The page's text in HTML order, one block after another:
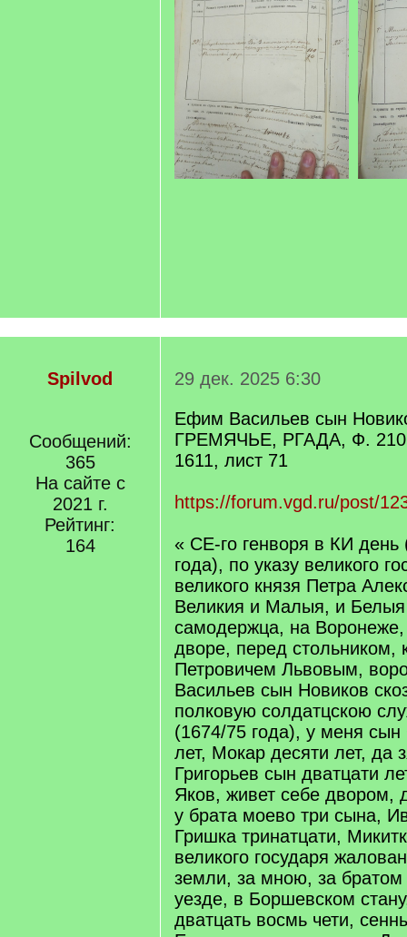
Spilvod
Сообщений:
365
На сайте с
2021 г.
Рейтинг:
164
29 дек. 2025 6:30
Ефим Васильев сын
ГРЕМЯЧЬЕ, РГАДА, Ф.
1611, лист 71
https://forum.vgd.ru/post/
« СЕ-го генворя в КИ день
года), по указу великого
великого князя Петра
Великия и Малыя, и
самодержца, на
дворе, перед стольником,
Петровичем Львовым,
Васильев сын Новиков
полковую солдатцскою
(1674/75 года), у меня
лет, Мокар десяти лет, да
Григорьев сын дватцати
Яков, живет себе
у брата моево три сына,
Гришка тринатцати,
великого государя
земли, за мною, за
уезде, в Боршевском
дватцать восмь чети,